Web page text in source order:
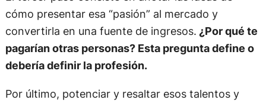
cómo presentar esa “pasión” al mercado y
convertirla en una fuente de ingresos. ¿Por qué te
pagarían otras personas? Esta pregunta define o
debería definir la profesión.
Por último, potenciar y resaltar esos talentos y